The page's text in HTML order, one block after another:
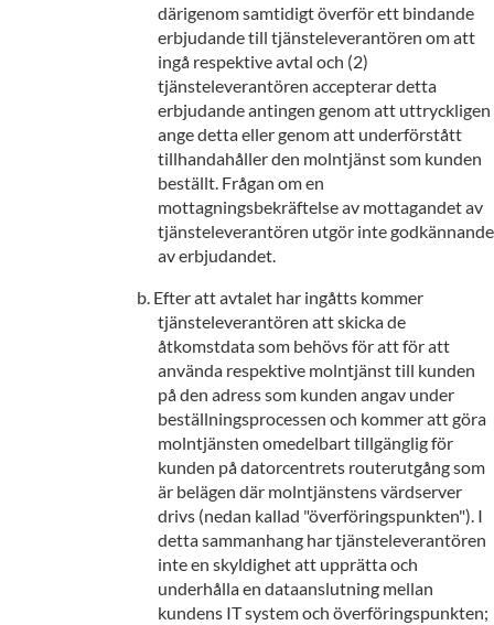
därigenom samtidigt överför ett bindande
erbjudande till tjänsteleverantören om att
ingå respektive avtal och (2)
tjänsteleverantören accepterar detta
erbjudande antingen genom att uttryckligen
ange detta eller genom att underförstått
tillhandahåller den molntjänst som kunden
beställt. Frågan om en
mottagningsbekräftelse av mottagandet av
tjänsteleverantören utgör inte godkännande
av erbjudandet.
Efter att avtalet har ingåtts kommer
tjänsteleverantören att skicka de
åtkomstdata som behövs för att för att
använda respektive molntjänst till kunden
på den adress som kunden angav under
beställningsprocessen och kommer att göra
molntjänsten omedelbart tillgänglig för
kunden på datorcentrets routerutgång som
är belägen där molntjänstens värdserver
drivs (nedan kallad "överföringspunkten"). I
detta sammanhang har tjänsteleverantören
inte en skyldighet att upprätta och
underhålla en dataanslutning mellan
kundens IT system och överföringspunkten;